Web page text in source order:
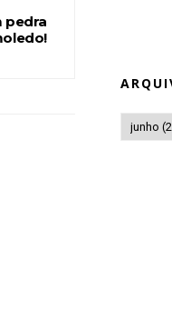
pedra